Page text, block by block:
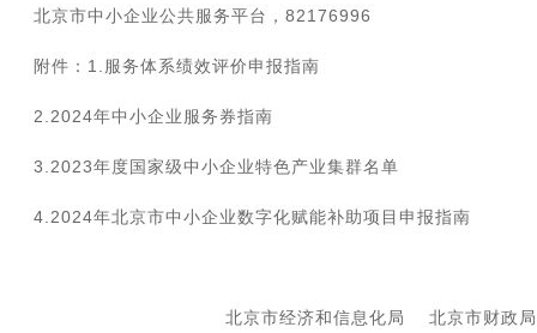
北京市中小企业公共服务平台，82176996
附件： 1.服务体系绩效评价申报指南
2.2024年中小企业服务券指南
3.2023年度国家级中小企业特色产业集群名单
4.2024年北京市中小企业数字化赋能补助项目申报指南
北京市经济和信息化局 北京市财政局